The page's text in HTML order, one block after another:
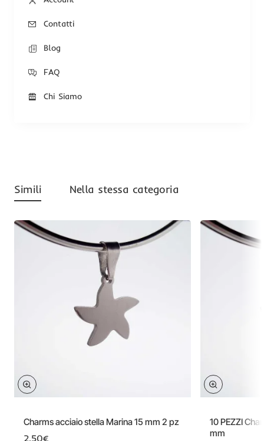
Contatti
Blog
FAQ
Chi Siamo
Simili Nella stessa categoria
Charms acciaio stella Marina 15 mm 2 pz
2.50€
10 PEZZI
mm